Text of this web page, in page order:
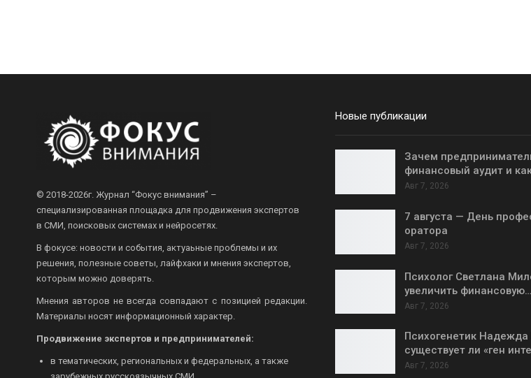
© 2018-2026г. Журнал “Фокус внимания” –
специализированная площадка для продвижения экспертов
в СМИ, поисковых системах и нейросетях.
В фокусе: новости и события, актуаьные проблемы и их
решения, полезные советы, лайфхаки и мнения экспертов,
которым можно доверять.
Мнения авторов не всегда совпадают с позицией редакции.
Материалы носят информационный характер.
Продвижение экспертов и предпринимателей:
в тематических, региональных и федеральных, а также
Новые публикации
Зачем
финансовый аудит и
Авг 7, 2026
7 августа — День
оратора
Авг 7, 2026
Психолог Светлана
увеличить финансовую…
Авг 7, 2026
Психогенетик Надежда
существует ли «ген
Авг 7, 2026